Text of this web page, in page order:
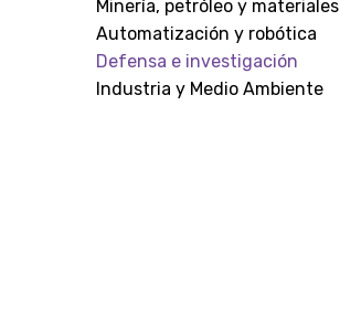
Minería, petróleo y materiales
Automatización y robótica
Defensa e investigación
Industria y Medio Ambiente